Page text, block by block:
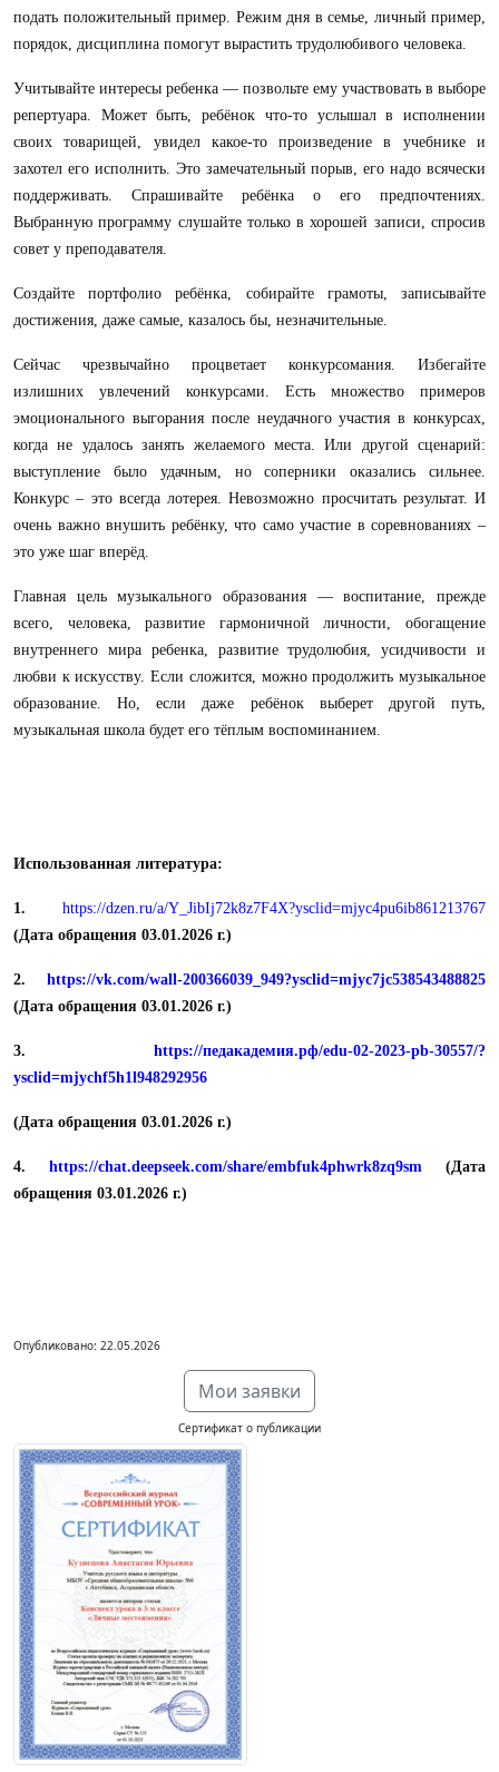
подать положительный пример. Режим дня в семье, личный пример,
порядок, дисциплина помогут вырастить трудолюбивого человека.
Учитывайте интересы ребенка — позвольте ему участвовать в выборе
репертуара. Может быть, ребёнок что-то услышал в исполнении
своих товарищей, увидел какое-то произведение в учебнике и
захотел его исполнить. Это замечательный порыв, его надо всячески
поддерживать. Спрашивайте ребёнка о его предпочтениях.
Выбранную программу слушайте только в хорошей записи, спросив
совет у преподавателя.
Создайте портфолио ребёнка, собирайте грамоты, записывайте
достижения, даже самые, казалось бы, незначительные.
Сейчас чрезвычайно процветает конкурсомания. Избегайте
излишних увлечений конкурсами.
Есть множество примеров
эмоционального выгорания после неудачного участия в конкурсах,
когда не удалось занять желаемого места.
Или другой сценарий:
выступление было удачным, но соперники оказались сильнее.
Конкурс – это всегда лотерея. Невозможно просчитать результат. И
очень важно внушить ребёнку, что само участие в соревнованиях –
это уже шаг вперёд.
Главная цель музыкального образования — воспитание, прежде
всего, человека, развитие гармоничной личности, обогащение
внутреннего мира ребенка, развитие трудолюбия, усидчивости и
любви к искусству. Если сложится, можно продолжить музыкальное
образование. Но, если даже ребёнок выберет другой путь,
музыкальная школа будет его тёплым воспоминанием.
Использованная литература:
1. https://dzen.ru/a/Y_JibIj72k8z7F4X?ysclid=mjyc4pu6ib861213767
(Дата обращения 03.01.2026 г.)
2. https://vk.com/wall-200366039_949?ysclid=mjyc7jc538543488825
(Дата обращения 03.01.2026 г.)
3. https://педакадемия.рф/edu-02-2023-pb-30557/?
ysclid=mjychf5h1l948292956
(Дата обращения 03.01.2026 г.)
4. https://chat.deepseek.com/share/embfuk4phwrk8zq9sm (Дата
обращения 03.01.2026 г.)
Опубликовано: 22.05.2026
Мои заявки
Сертификат о публикации